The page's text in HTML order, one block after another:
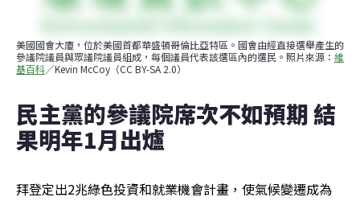
美國國會大廈，位於美國首都華盛頓哥倫比亞特區。國會由經直接選舉產生的
參議院議員與眾議院議員組成，每個議員代表該選區內的選民。照片來源： 維
基百科／Kevin McCoy（CC BY-SA 2.0）
民主黨的參議院席次不如預期 結
果明年1月出爐
拜登定出2兆綠色投資和就業機會計畫，使氣候變遷成為